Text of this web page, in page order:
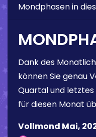
Mondphasen in
Dank des
können Sie genau
Quartal und
für diesen Monat
Vollmond Mai,